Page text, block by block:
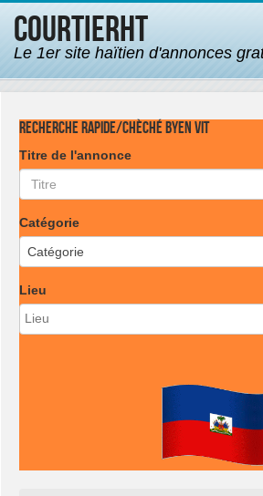
CourtierHT
Le 1er site haïtien d'annonces
Recherche rapide/Chèché byen vit
Titre de l'annonce
Catégorie
Catégorie
Lieu